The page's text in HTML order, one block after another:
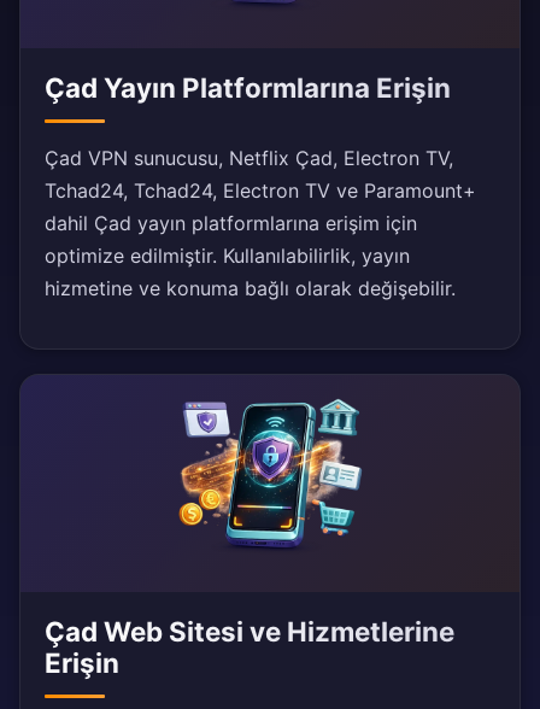
Çad Yayın Platformlarına Erişin
Çad VPN sunucusu, Netflix Çad, Electron TV,
Tchad24, Tchad24, Electron TV ve Paramount+
dahil Çad yayın platformlarına erişim için
optimize edilmiştir. Kullanılabilirlik, yayın
hizmetine ve konuma bağlı olarak değişebilir.
Çad Web Sitesi ve Hizmetlerine
Erişin